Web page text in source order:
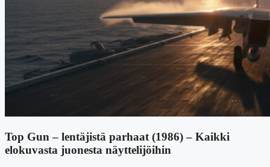
Top Gun – lentäjistä parhaat (1986) – Kaikki
elokuvasta juonesta näyttelijöihin